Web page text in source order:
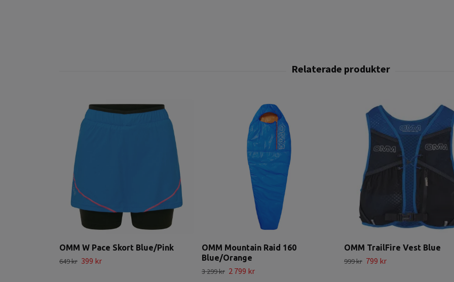
OMM W Pace Skort Blue/Pink
649 kr 399 kr
OMM Mountain Raid 160
Blue/Orange
3 299 kr 2 799 kr
OMM TrailFire Vest Blue
999 kr 799 kr